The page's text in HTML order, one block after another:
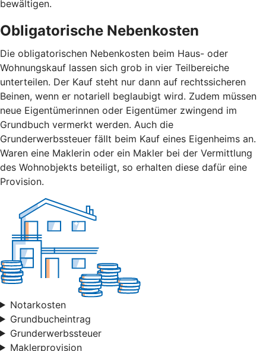
bewältigen.
Obligatorische Nebenkosten
Die obligatorischen Nebenkosten beim Haus- oder
Wohnungskauf lassen sich grob in vier Teilbereiche
unterteilen. Der Kauf steht nur dann auf rechtssicheren
Beinen, wenn er notariell beglaubigt wird. Zudem müssen
neue Eigentümerinnen oder Eigentümer zwingend im
Grundbuch vermerkt werden. Auch die
Grunderwerbssteuer fällt beim Kauf eines Eigenheims an.
Waren eine Maklerin oder ein Makler bei der Vermittlung
des Wohnobjekts beteiligt, so erhalten diese dafür eine
Provision.
Notarkosten
Grundbucheintrag
Grunderwerbssteuer
Maklerprovision